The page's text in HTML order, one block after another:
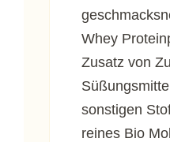
Whey
Zusatz von
sonstigen
reines Bio